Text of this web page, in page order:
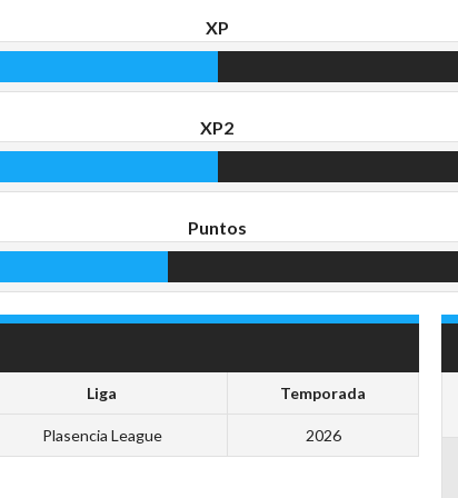
XP
XP2
Puntos
Liga Temporada
Plasencia League 2026